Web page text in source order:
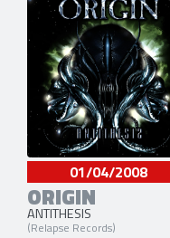
01/04/2008
ORIGIN
ANTITHESIS
(Relapse Records)